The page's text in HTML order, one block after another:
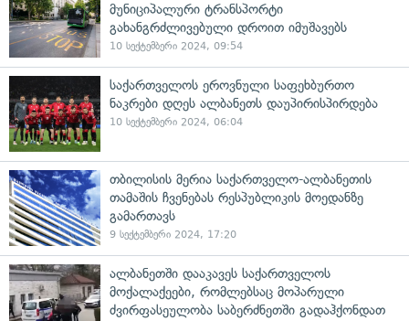
მუნიციპალური ტრანსპორტი
გახანგრძლივებული დროით იმუშავებს
10 სექტემბერი 2024, 09:54
საქართველოს ეროვნული საფეხბურთო
ნაკრები დღეს ალბანეთს დაუპირისპირდება
10 სექტემბერი 2024, 06:04
თბილისის მერია საქართველო-ალბანეთის
თამაშის ჩვენებას რესპუბლიკის მოედანზე
გამართავს
9 სექტემბერი 2024, 17:20
ალბანეთში დააკავეს საქართველოს
მოქალაქეები, რომლებსაც მოპარული
ძვირფასეულობა საბერძნეთში გადაჰქონდათ